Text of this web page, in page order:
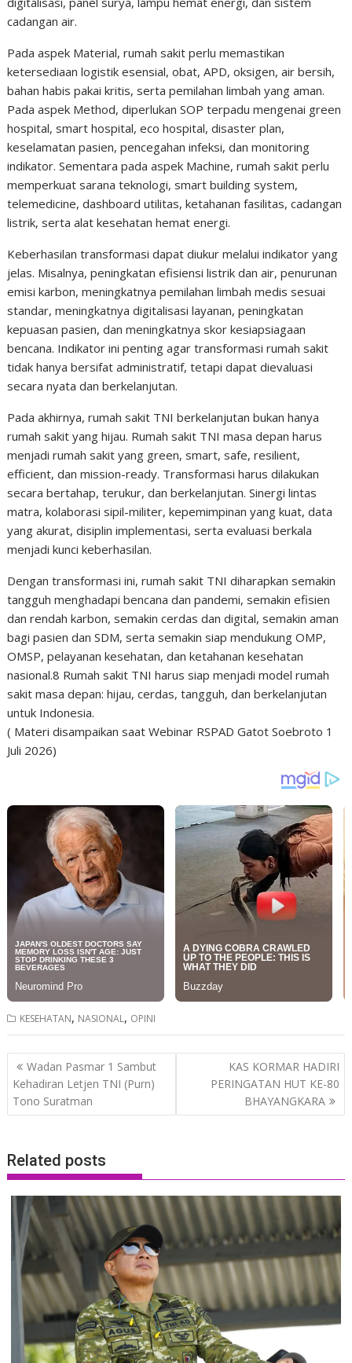
cadangan air.
Pada aspek Material, rumah sakit perlu memastikan
ketersediaan logistik esensial, obat, APD, oksigen, air bersih,
bahan habis pakai kritis, serta pemilahan limbah yang aman.
Pada aspek Method, diperlukan SOP terpadu mengenai green
hospital, smart hospital, eco hospital, disaster plan,
keselamatan pasien, pencegahan infeksi, dan monitoring
indikator. Sementara pada aspek Machine, rumah sakit perlu
memperkuat sarana teknologi, smart building system,
telemedicine, dashboard utilitas, ketahanan fasilitas, cadangan
listrik, serta alat kesehatan hemat energi.
Keberhasilan transformasi dapat diukur melalui indikator yang
jelas. Misalnya, peningkatan efisiensi listrik dan air, penurunan
emisi karbon, meningkatnya pemilahan limbah medis sesuai
standar, meningkatnya digitalisasi layanan, peningkatan
kepuasan pasien, dan meningkatnya skor kesiapsiagaan
bencana. Indikator ini penting agar transformasi rumah sakit
tidak hanya bersifat administratif, tetapi dapat dievaluasi
secara nyata dan berkelanjutan.
Pada akhirnya, rumah sakit TNI berkelanjutan bukan hanya
rumah sakit yang hijau. Rumah sakit TNI masa depan harus
menjadi rumah sakit yang green, smart, safe, resilient,
efficient, dan mission-ready. Transformasi harus dilakukan
secara bertahap, terukur, dan berkelanjutan. Sinergi lintas
matra, kolaborasi sipil-militer, kepemimpinan yang kuat, data
yang akurat, disiplin implementasi, serta evaluasi berkala
menjadi kunci keberhasilan.
Dengan transformasi ini, rumah sakit TNI diharapkan semakin
tangguh menghadapi bencana dan pandemi, semakin efisien
dan rendah karbon, semakin cerdas dan digital, semakin aman
bagi pasien dan SDM, serta semakin siap mendukung OMP,
OMSP, pelayanan kesehatan, dan ketahanan kesehatan
nasional.8 Rumah sakit TNI harus siap menjadi model rumah
sakit masa depan: hijau, cerdas, tangguh, dan berkelanjutan
untuk Indonesia.
( Materi disampaikan saat Webinar RSPAD Gatot Soebroto 1
Juli 2026)
KESEHATAN, NASIONAL, OPINI
Post
navigation
Wadan Pasmar 1 Sambut
Kehadiran Letjen TNI (Purn)
Tono Suratman
KAS KORMAR HADIRI
PERINGATAN HUT KE-80
BHAYANGKARA
Related posts